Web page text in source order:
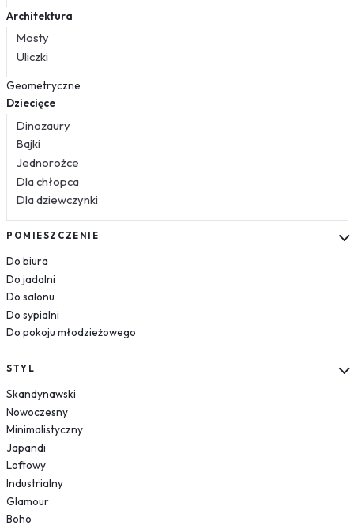
Architektura
Mosty
Uliczki
Geometryczne
Dziecięce
Dinozaury
Bajki
Jednorożce
Dla chłopca
Dla dziewczynki
Kosmos
Krajobrazy
Góry
Las
Plaża
Wodospad
Pustynia
Jezioro
Morze
Kwiaty
Dmuchawce
Lawenda
Magnolie
Maki
POMIESZCZENIE
Do biura
Do jadalni
Do salonu
Do sypialni
Do pokoju młodzieżowego
STYL
Skandynawski
Nowoczesny
Minimalistyczny
Japandi
Loftowy
Industrialny
Glamour
Boho